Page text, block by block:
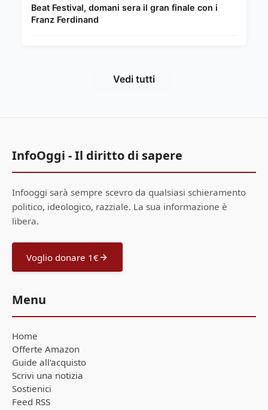
Beat Festival, domani sera il gran finale con i
Franz Ferdinand
Vedi tutti
InfoOggi - Il diritto di sapere
Infooggi sarà sempre scevro da qualsiasi schieramento
politico, ideologico, razziale. La sua informazione è
libera.
Voglio donare 1€
Menu
Home
Offerte Amazon
Guide all'acquisto
Scrivi una notizia
Sostienici
Feed RSS